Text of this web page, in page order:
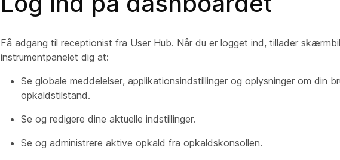
Få adgang til receptionist fra User Hub. Når du er logget ind, tillader
instrumentpanelet dig at:
Se globale meddelelser, applikationsindstillinger og oplysninger om din
opkaldstilstand.
Se og redigere dine aktuelle indstillinger.
Se og administrere aktive opkald fra opkaldskonsollen.